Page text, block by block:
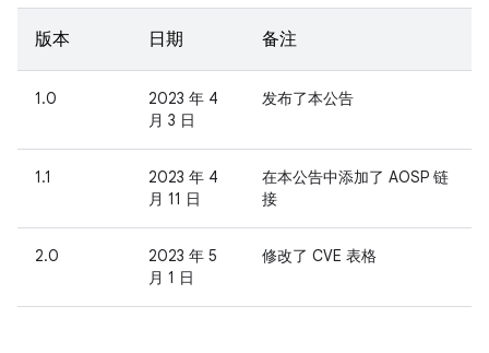
版本 日期 备注
1.0
2023 年 4
月 3 日
发布了本公告
1.1
2023 年 4
月 11 日
在本公告中添加了 AOSP 链
接
2.0
2023 年 5
月 1 日
修改了 CVE 表格